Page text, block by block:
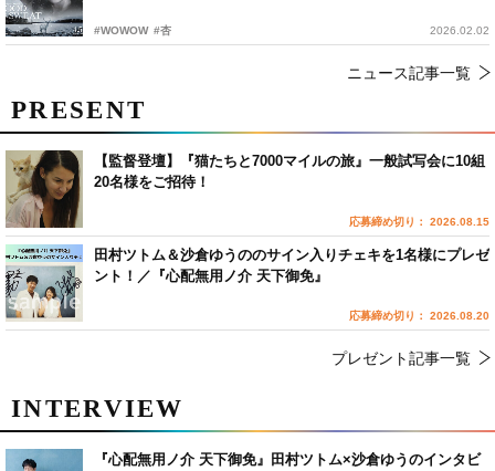
#WOWOW #杏 2026.02.02
ニュース記事一覧
INTERVIEW
『心配無用ノ介 天下御免』田村ツトム×沙倉ゆうのインタビ
PRESENT
【監督登壇】『猫たちと7000マイルの旅』一般試写会に10組
20名様をご招待！
応募締め切り： 2026.08.15
田村ツトム＆沙倉ゆうののサイン入りチェキを1名様にプレゼ
ント！／『心配無用ノ介 天下御免』
応募締め切り： 2026.08.20
プレゼント記事一覧